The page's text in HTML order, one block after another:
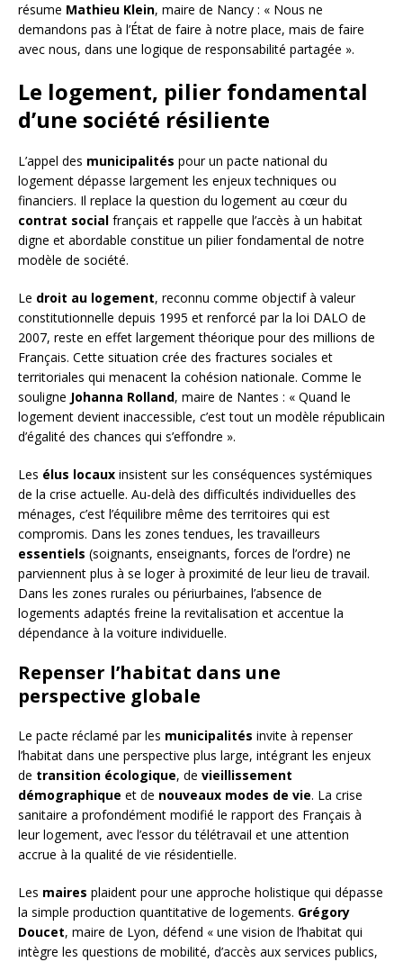
résume Mathieu Klein, maire de Nancy : « Nous ne
demandons pas à l’État de faire à notre place, mais de faire
avec nous, dans une logique de responsabilité partagée ».
Le logement, pilier fondamental
d’une société résiliente
L’appel des municipalités pour un pacte national du
logement dépasse largement les enjeux techniques ou
financiers. Il replace la question du logement au cœur du
contrat social français et rappelle que l’accès à un habitat
digne et abordable constitue un pilier fondamental de notre
modèle de société.
Le droit au logement, reconnu comme objectif à valeur
constitutionnelle depuis 1995 et renforcé par la loi DALO de
2007, reste en effet largement théorique pour des millions de
Français. Cette situation crée des fractures sociales et
territoriales qui menacent la cohésion nationale. Comme le
souligne Johanna Rolland, maire de Nantes : « Quand le
logement devient inaccessible, c’est tout un modèle républicain
d’égalité des chances qui s’effondre ».
Les élus locaux insistent sur les conséquences systémiques
de la crise actuelle. Au-delà des difficultés individuelles des
ménages, c’est l’équilibre même des territoires qui est
compromis. Dans les zones tendues, les travailleurs
essentiels (soignants, enseignants, forces de l’ordre) ne
parviennent plus à se loger à proximité de leur lieu de travail.
Dans les zones rurales ou périurbaines, l’absence de
logements adaptés freine la revitalisation et accentue la
dépendance à la voiture individuelle.
Repenser l’habitat dans une
perspective globale
Le pacte réclamé par les municipalités invite à repenser
l’habitat dans une perspective plus large, intégrant les enjeux
de transition écologique, de vieillissement
démographique et de nouveaux modes de vie. La crise
sanitaire a profondément modifié le rapport des Français à
leur logement, avec l’essor du télétravail et une attention
accrue à la qualité de vie résidentielle.
Les maires plaident pour une approche holistique qui dépasse
la simple production quantitative de logements. Grégory
Doucet, maire de Lyon, défend « une vision de l’habitat qui
intègre les questions de mobilité, d’accès aux services publics,